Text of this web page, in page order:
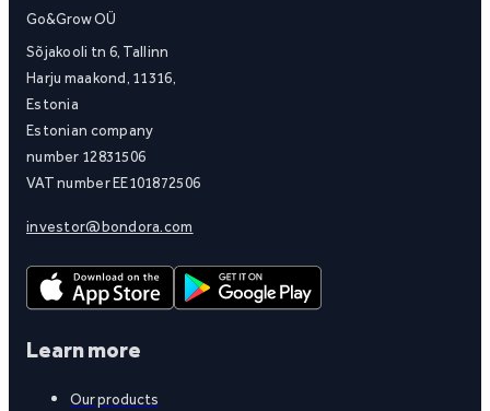
Go&Grow OÜ
Sõjakooli tn 6, Tallinn
Harju maakond, 11316,
Estonia
Estonian company
number 12831506
VAT number EE101872506
investor@bondora.com
Learn more
Our products